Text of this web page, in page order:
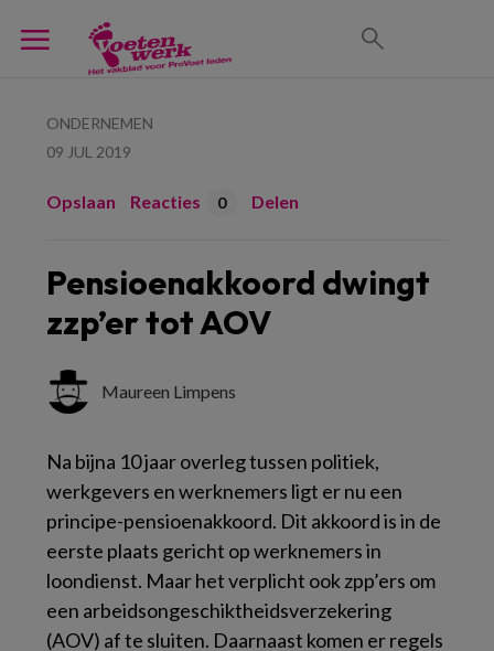
ONDERNEMEN
09 JUL 2019
Opslaan Reacties 0 Delen
Pensioenakkoord dwingt
zzp’er tot AOV
Maureen Limpens
Na bijna 10 jaar overleg tussen politiek,
werkgevers en werknemers ligt er nu een
principe-pensioenakkoord. Dit akkoord is in de
eerste plaats gericht op werknemers in
loondienst. Maar het verplicht ook zpp’ers om
een arbeidsongeschiktheidsverzekering
(AOV) af te sluiten. Daarnaast komen er regels